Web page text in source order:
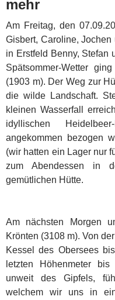
mehr
Am Freitag, den
Gisbert, Caroline,
in Erstfeld Benny, Stefan
Spätsommer-Wetter
(1903 m). Der Weg zur
die wilde Landschaft.
kleinen Wasserfall
idyllischen
angekommen bezogen
(wir hatten ein Lager nur
zum Abendessen in
gemütlichen Hütte.
Am nächsten Morgen
Krönten (3108 m). Von
Kessel des Obersees
letzten Höhenmeter
unweit des Gipfels,
welchem wir uns in